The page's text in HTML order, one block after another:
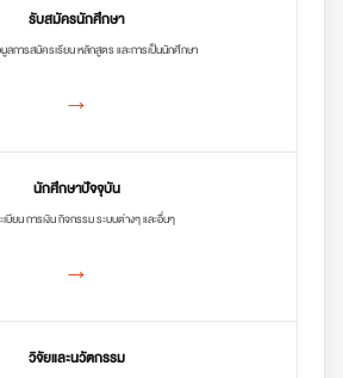
รับสมัครนักศึกษา
ลการสมัครเรียน หลักสูตร และการเป็นนักศึกษา
→
นักศึกษาปัจจุบัน
เบียน การเงิน กิจกรรม ระบบต่างๆ และอื่นๆ
→
วิจัยและนวัตกรรม